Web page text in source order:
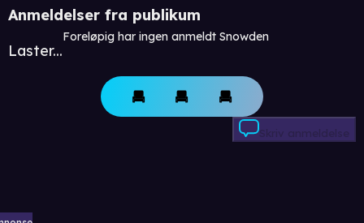
Anmeldelser fra publikum
Laster...
Foreløpig har ingen anmeldt Snowden
Skriv anmeldelse